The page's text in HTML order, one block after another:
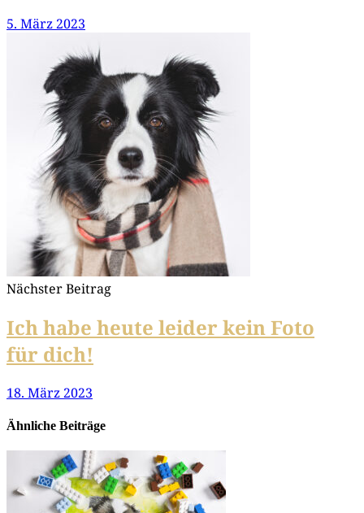
5. März 2023
Nächster Beitrag
Ich habe heute leider kein Foto
für dich!
18. März 2023
Ähnliche Beiträge